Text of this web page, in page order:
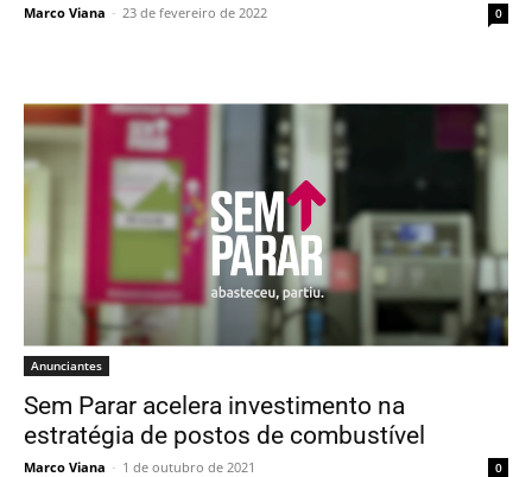
Marco Viana - 23 de fevereiro de 2022 0
Anunciantes
Sem Parar acelera investimento na
estratégia de postos de combustível
Marco Viana - 1 de outubro de 2021 0